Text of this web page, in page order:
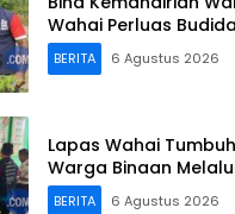
Wahai Perluas
BERITA 6 Agustus 2026
Lapas Wahai
Warga Binaan
BERITA 6 Agustus 2026